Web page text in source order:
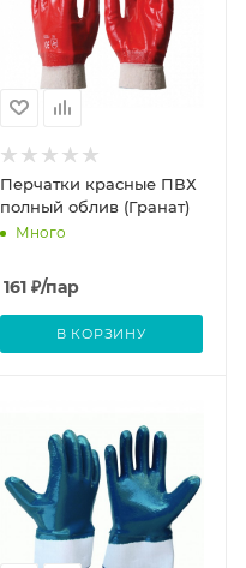
Перчатки красные ПВХ
полный облив (Гранат)
Много
161₽/пар
В КОРЗИНУ